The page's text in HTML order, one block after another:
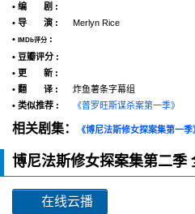
• 编 剧 :
• 导 演 :
Merlyn Rice
• IMDb评分 :
• 豆瓣评分 :
• 更 新 :
• 翻 译 :
炸鱼薯条字幕组
• 类似推荐 :
《普罗旺斯谋杀案第一季》
相关剧集： 《博尼法斯修女探案集第一季
博尼法斯修女探案集第二季
在线云播